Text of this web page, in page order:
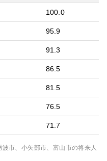
100.0
95.9
91.3
86.5
81.5
76.5
71.7
波市、小矢部市、富山市の将来人